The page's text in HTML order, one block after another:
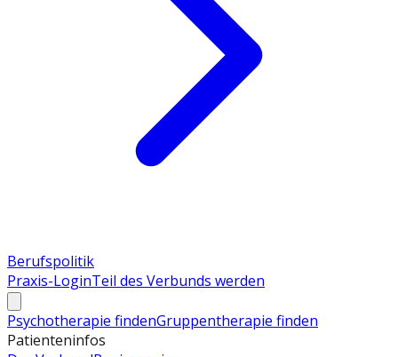
Berufspolitik
Praxis-LoginTeil des Verbunds werden
Psychotherapie findenGruppentherapie finden
Patienteninfos